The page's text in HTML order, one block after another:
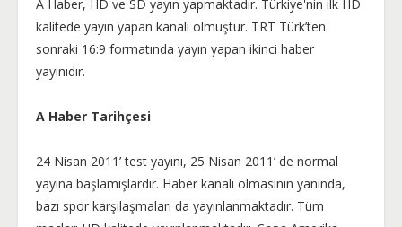
A Haber, HD ve SD yayın yapmaktadır. Türkiye'nin ilk HD
kalitede yayın yapan kanalı olmuştur. TRT Türk’ten
sonraki 16:9 formatında yayın yapan ikinci haber
yayınıdır.
A Haber Tarihçesi
24 Nisan 2011’ test yayını, 25 Nisan 2011’ de normal
yayına başlamışlardır. Haber kanalı olmasının yanında,
bazı spor karşılaşmaları da yayınlanmaktadır. Tüm